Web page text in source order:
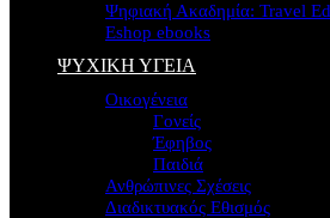
Ψηφιακή Ακαδημία: Travel
Eshop ebooks
ΨΥΧΙΚΗ ΥΓΕΙΑ
Οικογένεια
Γονείς
Έφηβος
Παιδιά
Ανθρώπινες Σχέσεις
Διαδικτυακός Εθισμός